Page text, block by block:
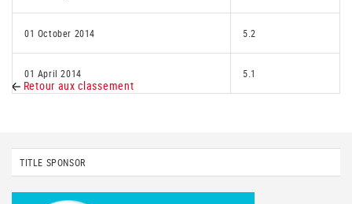
01 October 2014 5.2
01 April 2014 5.1
Retour aux classement
TITLE SPONSOR